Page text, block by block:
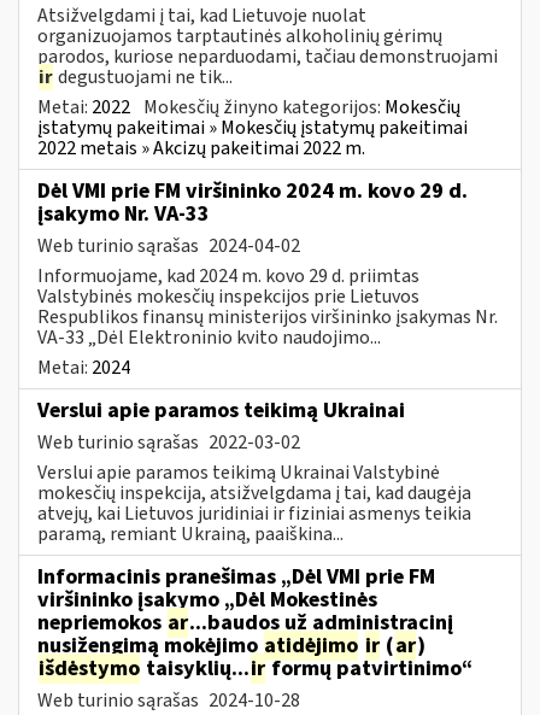
Atsižvelgdami į tai, kad Lietuvoje nuolat
organizuojamos tarptautinės alkoholinių gėrimų
parodos, kuriose neparduodami, tačiau demonstruojami
irdegustuojami ne tik...
Metai: 2022 Mokesčių žinyno kategorijos: Mokesčių
įstatymų pakeitimai » Mokesčių įstatymų pakeitimai
2022 metais » Akcizų pakeitimai 2022 m.
Dėl VMI prie FM viršininko 2024 m. kovo 29 d.
įsakymo Nr. VA-33
Web turinio sąrašas 2024-04-02
Informuojame, kad 2024 m. kovo 29 d. priimtas
Valstybinės mokesčių inspekcijos prie Lietuvos
Respublikos finansų ministerijos viršininko įsakymas Nr.
VA-33 „Dėl Elektroninio kvito naudojimo...
Metai: 2024
Verslui apie paramos teikimą Ukrainai
Web turinio sąrašas 2022-03-02
Verslui apie paramos teikimą Ukrainai Valstybinė
mokesčių inspekcija, atsižvelgdama į tai, kad daugėja
atvejų, kai Lietuvos juridiniai ir fiziniai asmenys teikia
paramą, remiant Ukrainą, paaiškina...
Informacinis pranešimas „Dėl VMI prie FM
viršininko įsakymo „Dėl Mokestinės
nepriemokos ar...baudos už administracinį
nusižengimą mokėjimo atidėjimo ir (ar)
išdėstymo taisyklių...irformų patvirtinimo“
Web turinio sąrašas 2024-10-28